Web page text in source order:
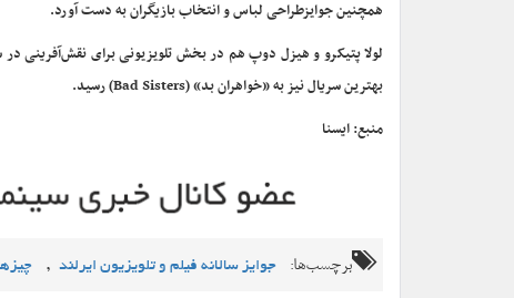
همچنین جوایزطراحی لباس و انتخاب بازیگران به دست آورد.
بهترین سریال نیز به «خواهران بد» (Bad Sisters) رسید.
منبع: ایسنا
برچسب‌ها: جوایز سالانه فیلم و تلویزیون ایرلند ,